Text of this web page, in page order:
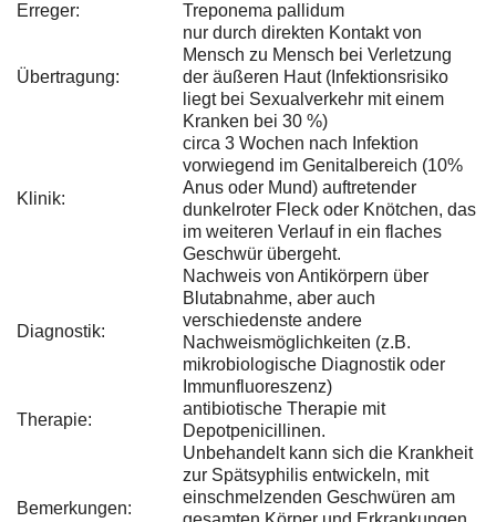
Erreger: Treponema pallidum
Übertragung:
nur durch direkten Kontakt von
Mensch zu Mensch bei Verletzung
der äußeren Haut (Infektionsrisiko
liegt bei Sexualverkehr mit einem
Kranken bei 30 %)
Klinik:
circa 3 Wochen nach Infektion
vorwiegend im Genitalbereich (10%
Anus oder Mund) auftretender
dunkelroter Fleck oder Knötchen, das
im weiteren Verlauf in ein flaches
Geschwür übergeht.
Diagnostik:
Nachweis von Antikörpern über
Blutabnahme, aber auch
verschiedenste andere
Nachweismöglichkeiten (z.B.
mikrobiologische Diagnostik oder
Immunfluoreszenz)
Therapie:
antibiotische Therapie mit
Depotpenicillinen.
Bemerkungen:
Unbehandelt kann sich die Krankheit
zur Spätsyphilis entwickeln, mit
einschmelzenden Geschwüren am